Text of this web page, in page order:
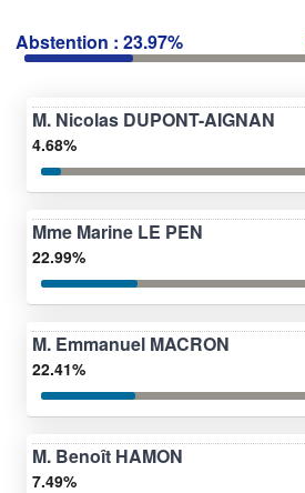
Abstention : 23.97%
M. Nicolas DUPONT-AIGNAN
4.68%
Mme Marine LE PEN
22.99%
M. Emmanuel MACRON
22.41%
M. Benoît HAMON
7.49%